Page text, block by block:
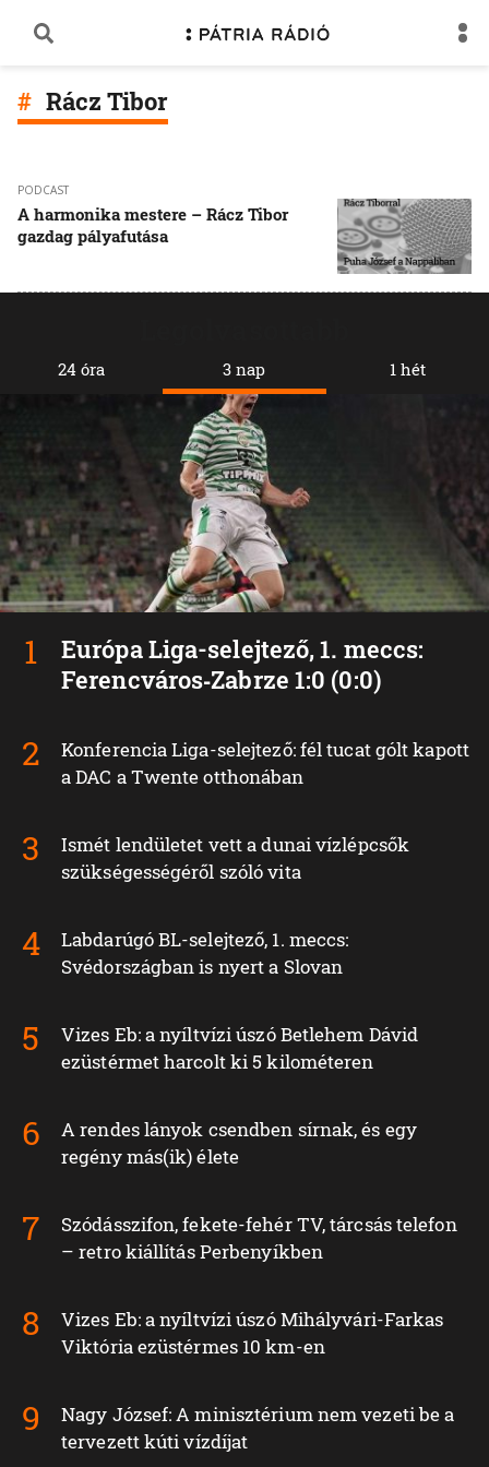
Rácz Tibor
PODCAST
A harmonika mestere – Rácz Tibor
gazdag pályafutása
24 óra 3 nap
Európa Liga-selejtező, 1. meccs:
Ferencváros‑Zabrze 1:0 (0:0)
Konferencia Liga-selejtező: fél tucat gólt kapott
a DAC a Twente otthonában
Ismét lendületet vett a dunai vízlépcsők
szükségességéről szóló vita
Labdarúgó BL-selejtező, 1. meccs:
Svédországban is nyert a Slovan
Vizes Eb: a nyíltvízi úszó Betlehem Dávid
ezüstérmet harcolt ki 5 kilométeren
A rendes lányok csendben sírnak, és egy
regény más(ik) élete
Szódásszifon, fekete-fehér TV, tárcsás telefon
– retro kiállítás Perbenyíkben
Vizes Eb: a nyíltvízi úszó Mihályvári-Farkas
Viktória ezüstérmes 10 km-en
Nagy József: A minisztérium nem vezeti be a
tervezett kúti vízdíjat
1 hét